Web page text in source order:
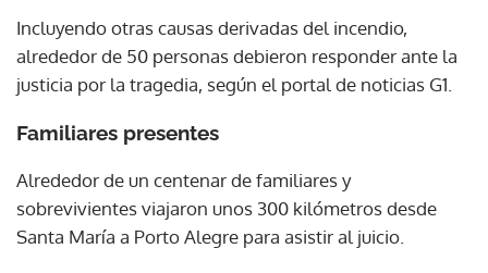
Incluyendo otras causas derivadas del incendio,
alrededor de 50 personas debieron responder ante la
justicia por la tragedia, según el portal de noticias G1.
Familiares presentes
Alrededor de un centenar de familiares y
sobrevivientes viajaron unos 300 kilómetros desde
Santa María a Porto Alegre para asistir al juicio.